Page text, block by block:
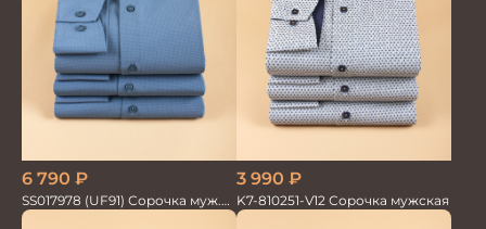
6 790 ₽
SS017978 (UF91) Сорочка муж.
дл. рук. GROSTYLE TRENDY
3 990 ₽
K7-810251-V12 Сорочка мужская